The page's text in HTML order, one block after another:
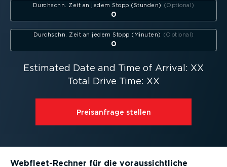
Durchschn. Zeit an jedem Stopp (Stunden)
Durchschn. Zeit an jedem Stopp (Minuten)
Estimated Date and Time of Arrival: XX
Total Drive Time: XX
Preis­an­frage stellen
Webflee­t-­Rechner für die voraus­sicht­liche